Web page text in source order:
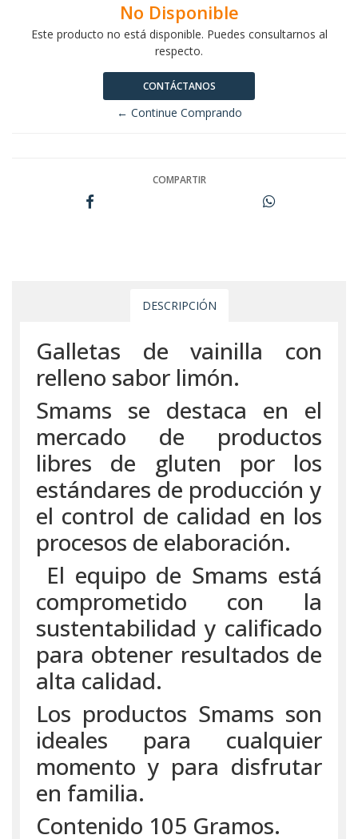
No Disponible
Este producto no está disponible. Puedes consultarnos al
respecto.
CONTÁCTANOS
← Continue Comprando
COMPARTIR
DESCRIPCIÓN
Galletas de vainilla con
relleno sabor limón.
Smams se destaca en el
mercado de productos
libres de gluten por los
estándares de producción y
el control de calidad en los
procesos de elaboración.
El equipo de Smams está
comprometido con la
sustentabilidad y calificado
para obtener resultados de
alta calidad.
Los productos Smams son
ideales para cualquier
momento y para disfrutar
en familia.
Contenido 105 Gramos.